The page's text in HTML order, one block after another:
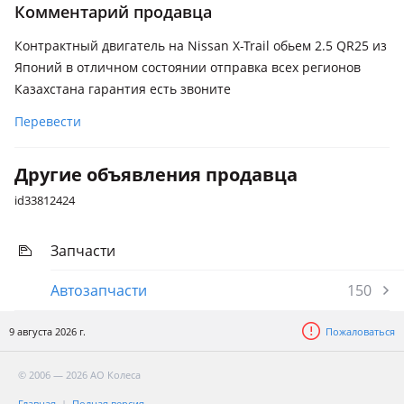
Комментарий продавца
Контрактный двигатель на Nissan X-Trail обьем 2.5 QR25 из
Японий в отличном состоянии отправка всех регионов
Казахстана гарантия есть звоните
Перевести
Другие объявления продавца
id33812424
Запчасти
Автозапчасти
150
9 августа 2026 г. Пожаловаться
© 2006 — 2026 АО Колеса